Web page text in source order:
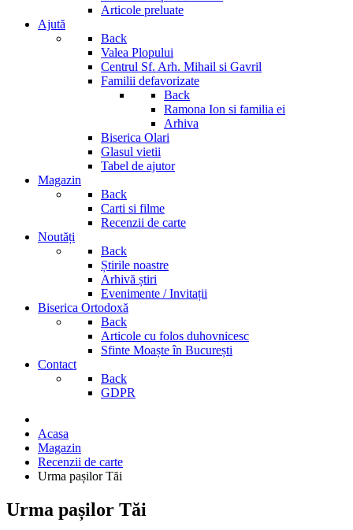
Articole preluate
Ajută
Back
Valea Plopului
Centrul Sf. Arh. Mihail si Gavril
Familii defavorizate
Back
Ramona Ion si familia ei
Arhiva
Biserica Olari
Glasul vietii
Tabel de ajutor
Magazin
Back
Carti si filme
Recenzii de carte
Noutăți
Back
Știrile noastre
Arhivă știri
Evenimente / Invitații
Biserica Ortodoxă
Back
Articole cu folos duhovnicesc
Sfinte Moaște în București
Contact
Back
GDPR
Acasa
Magazin
Recenzii de carte
Urma pașilor Tăi
Urma pașilor Tăi